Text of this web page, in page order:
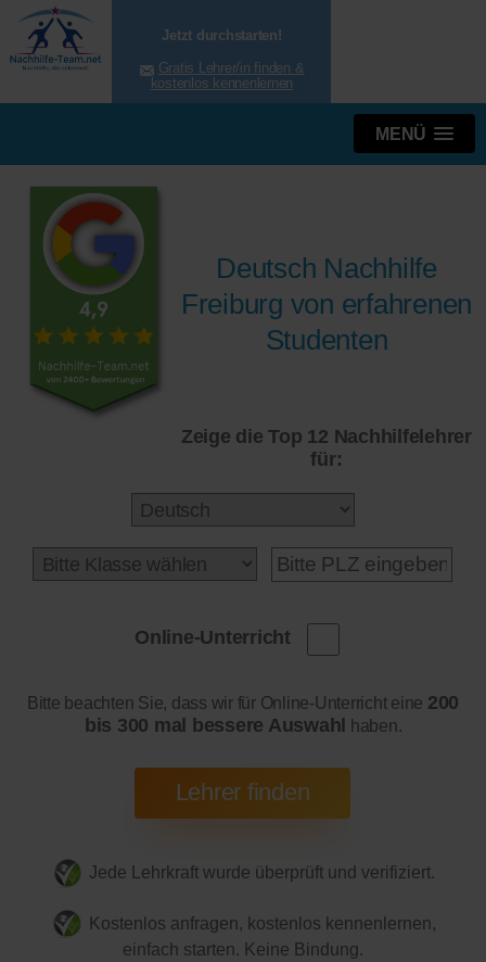
Jetzt durchstarten!
Gratis Lehrer/in finden &
kostenlos kennenlernen
MENÜ
Deutsch Nachhilfe
Freiburg von erfahrenen
Studenten
Zeige die Top 12 Nachhilfelehrer
für:
Online-Unterricht
Bitte beachten Sie, dass wir für Online-Unterricht eine 200
bis 300 mal bessere Auswahl haben.
Jede Lehrkraft wurde überprüft und verifiziert.
Kostenlos anfragen, kostenlos kennenlernen,
einfach starten. Keine Bindung.